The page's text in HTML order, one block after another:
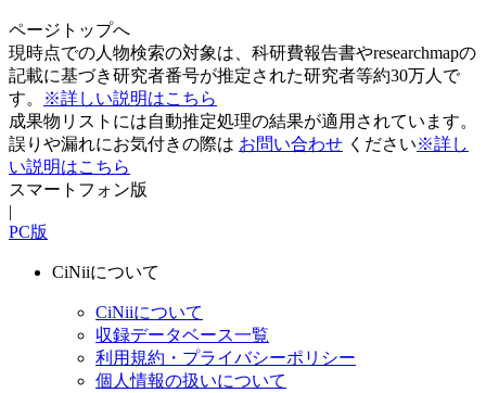
ページトップへ
現時点での人物検索の対象は、科研費報告書やresearchmapの
記載に基づき研究者番号が推定された研究者等約30万人で
す。
※詳しい説明はこちら
成果物リストには自動推定処理の結果が適用されています。
誤りや漏れにお気付きの際は お問い合わせ ください※詳し
い説明はこちら
スマートフォン版
|
PC版
CiNiiについて
CiNiiについて
収録データベース一覧
利用規約・プライバシーポリシー
個人情報の扱いについて